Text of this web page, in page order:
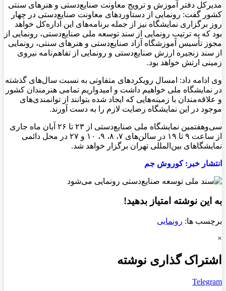
مدیرکل دفتر آموزش و ترویج معاونت صنایع‌دستی و هنرهای سنتی
کشور گفت: رونمایی از دستاوردهای معاونت صنایع‌دستی در چهار
روز برگزاری نمایشگاه نیز از جمله برنامه‌های این اداره‌کل خواهد
بود که به ترتیب رونمایی از سند توسعه ملی صنایع‌دستی، رونمایی از
مجوز تأسیس آموزشگاه آزاد صنایع‌دستی و هنرهای سنتی، رونمایی
از سند زنجیره ارزش صنایع‌دستی و رونمایی از تفاهم‌نامه نیروی
زمینی ارتش خواهد بود.
وی ادامه داد: امسال رویکردهای متفاوتی به نسبت سال‌های گذشته
در نمایشگاه ملی خواهیم داشت و امیدواریم تمامی هنرمندان کشور
و علاقه‌مندان با زمینه‌هایی که ایجاد شده بتوانند از توانمندی‌های
موجود در این نمایشگاه رضایت لازم را به دست آورند.
سی‌وهفتمین نمایشگاه ملی صنایع‌دستی از ۲۳ تا ۲۶ آبان ماه جاری
از ساعت ۹ تا ۱۹ در سالن‌های ۷، ۸، ۹، ۱۰ و ۲۷ در محل دائمی
نمایشگاهای بین‌المللی تهران برگزار خواهد شد.
انتشار خبر: کوروش جم
به این نوشته امتیاز بدهید!
برچسب ها: رونمایی
×
اشتراک گذاری نوشته
Telegram